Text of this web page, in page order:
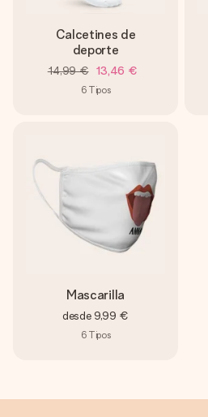
Calcetines de
deporte
14,99 € 13,46 €
6 Tipos
Mascarilla
desde 9,99 €
6 Tipos